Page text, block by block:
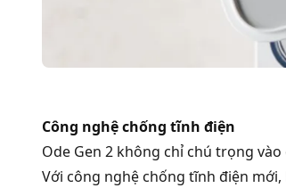
Công nghệ chống tĩnh điện
Ode Gen 2 không chỉ chú trọng
Với công nghệ chống tĩnh điện